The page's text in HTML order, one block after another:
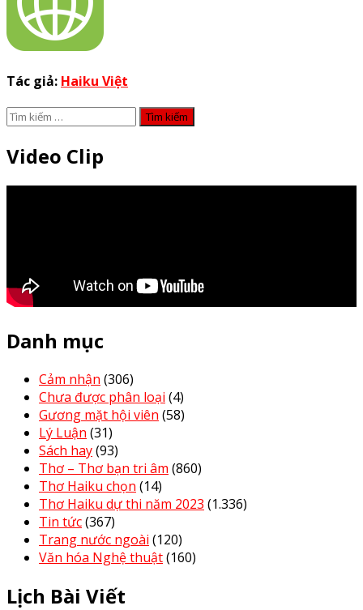
Tác giả: Haiku Việt
Tìm
cho:
Video Clip
Danh mục
Cảm nhận (306)
Chưa được phân loại (4)
Gương mặt hội viên (58)
Lý Luận (31)
Sách hay(93)
Thơ – Thơ bạn tri âm (860)
Thơ Haiku chọn (14)
Thơ Haiku dự thi năm 2023 (1.336)
Tin tức(367)
Trang nước ngoài (120)
Văn hóa Nghệ thuật(160)
Lịch Bài Viết